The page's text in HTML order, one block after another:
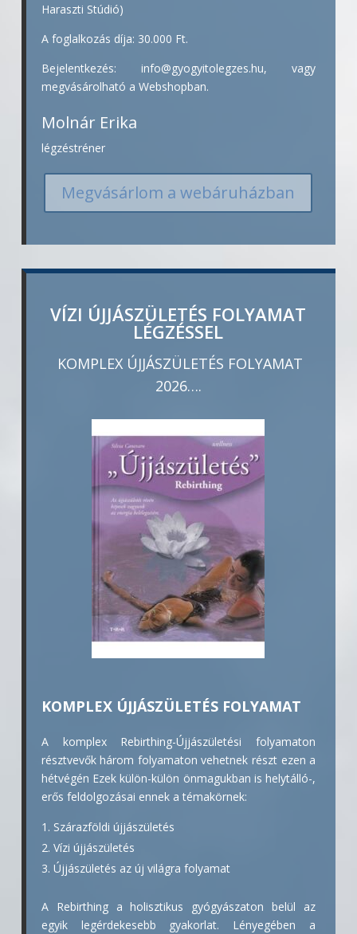
Haraszti Stúdió)
A foglalkozás díja: 30.000 Ft.
Bejelentkezés: info@gyogyitolegzes.hu, vagy
megvásárolható a Webshopban.
Molnár Erika
légzéstréner
Megvásárlom a webáruházban
VÍZI ÚJJÁSZÜLETÉS FOLYAMAT
LÉGZÉSSEL
KOMPLEX ÚJJÁSZÜLETÉS FOLYAMAT
2026….
KOMPLEX ÚJJÁSZÜLETÉS FOLYAMAT
A komplex Rebirthing-Újjászületési folyamaton
résztvevők három folyamaton vehetnek részt ezen a
hétvégén Ezek külön-külön önmagukban is helytálló-,
erős feldolgozásai ennek a témakörnek:
Szárazföldi újjászületés
Vízi újjászületés
Újjászületés az új világra folyamat
A Rebirthing a holisztikus gyógyászaton belül az
egyik legérdekesebb gyakorlat. Lényegében a